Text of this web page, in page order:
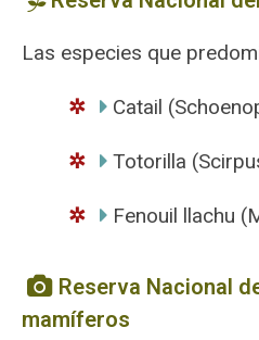
Las especies que
Catail
Totorilla
Fenouil llachu
Reserva Nacional
mamíferos